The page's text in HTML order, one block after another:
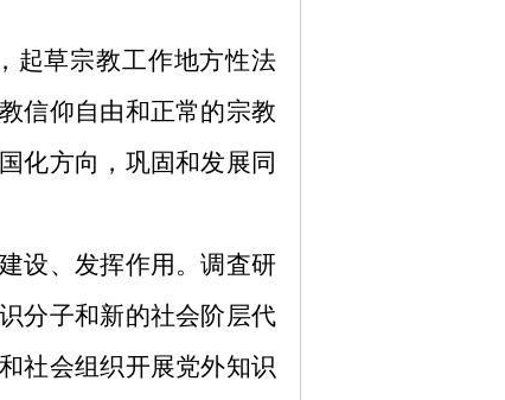
起草宗教工作地方性法
信仰自由和正常的宗教
化方向，巩固和发展同
设、发挥作用。调査研
分子和新的社会阶层代
社会组织开展党外知识